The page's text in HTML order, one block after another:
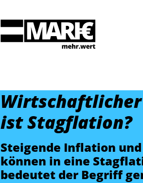
Suche
ist Stagflation?
Steigende Inflation
können in eine
bedeutet der Begriff